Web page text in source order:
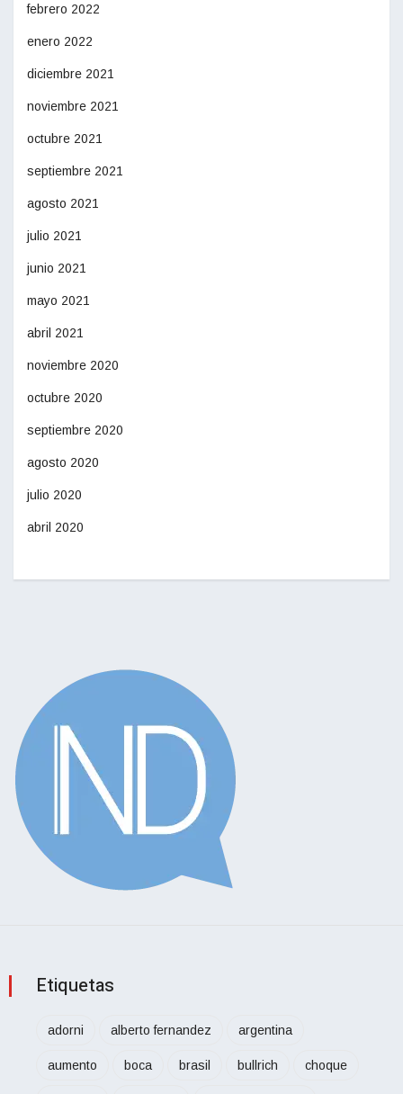
febrero 2022
enero 2022
diciembre 2021
noviembre 2021
octubre 2021
septiembre 2021
agosto 2021
julio 2021
junio 2021
mayo 2021
abril 2021
noviembre 2020
octubre 2020
septiembre 2020
agosto 2020
julio 2020
abril 2020
Etiquetas
adorni alberto fernandez argentina
aumento boca brasil bullrich choque